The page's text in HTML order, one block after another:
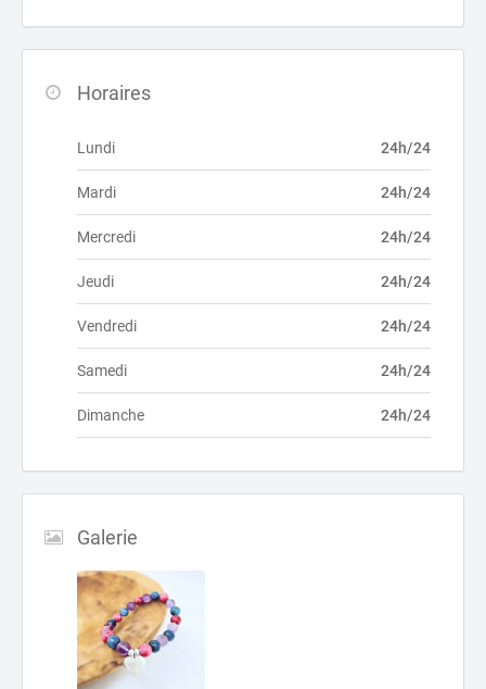
Horaires
Lundi 24h/24
Mardi 24h/24
Mercredi 24h/24
Jeudi 24h/24
Vendredi 24h/24
Samedi 24h/24
Dimanche 24h/24
Galerie